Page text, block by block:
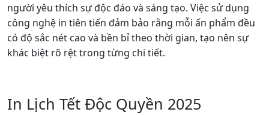
người yêu thích sự độc đáo và sáng tạo. Việc sử dụng
công nghệ in tiên tiến đảm bảo rằng mỗi ấn phẩm đều
có độ sắc nét cao và bền bỉ theo thời gian, tạo nên sự
khác biệt rõ rệt trong từng chi tiết.
In Lịch Tết Độc Quyền 2025